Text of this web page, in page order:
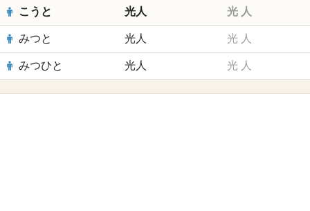
こうと 光人 光 人
みつと 光人 光 人
みつひと 光人 光 人